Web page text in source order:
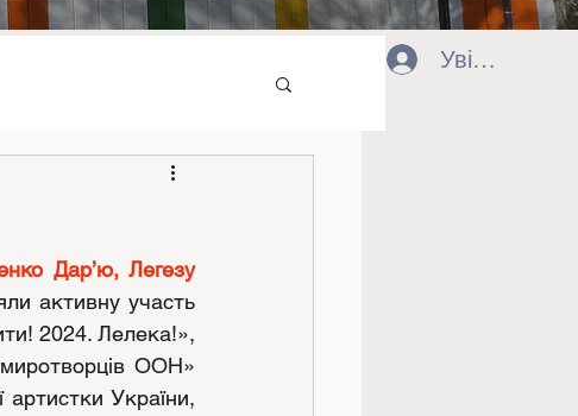
Дар’ю, Легезу
активну участь
2024. Лелека!»,
ООН»
артистки України,
Увійти